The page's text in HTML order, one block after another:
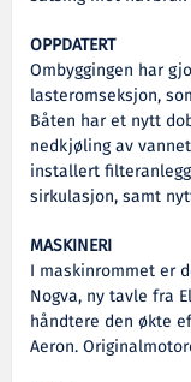
OPPDATERT
Ombyggingen har
lasteromseksjon,
Båten har et nytt
nedkjøling av
installert
sirkulasjon, samt
MASKINERI
I maskinrommet er
Nogva, ny tavle fra
håndtere den økte
Aeron.